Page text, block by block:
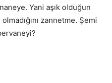
Yani aşık olduğun
zannetme. Şemi